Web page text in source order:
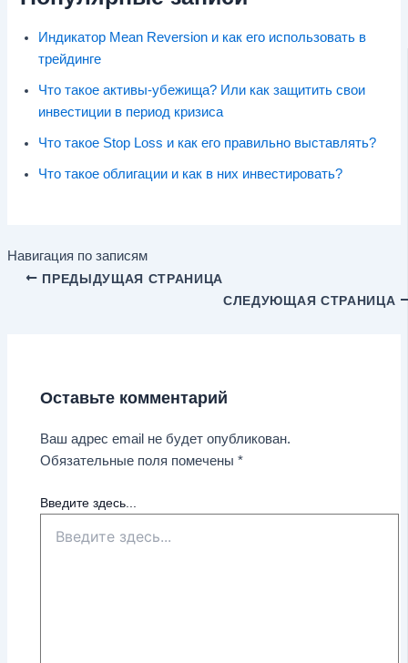
Индикатор Mean Reversion и как его использовать в
трейдинге
Что такое активы-убежища? Или как защитить свои
инвестиции в период кризиса
Что такое Stop Loss и как его правильно выставлять?
Что такое облигации и как в них инвестировать?
Навигация по записям
ПРЕДЫДУЩАЯ СТРАНИЦА
СЛЕДУЮЩАЯ СТРАНИЦА
Оставьте комментарий
Ваш адрес email не будет опубликован.
Обязательные поля помечены*
Введите здесь...